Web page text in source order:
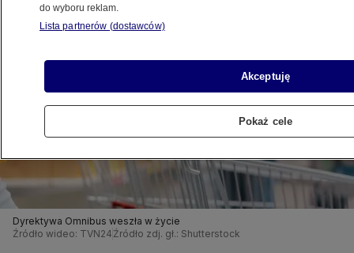
Dyrektywa Omnibus weszła w życie
Źródło wideo: TVN24 Źródło zdj. gł.: Shutterstock
do wyboru reklam.
Lista partnerów (dostawców)
Akceptuję
Pokaż cele